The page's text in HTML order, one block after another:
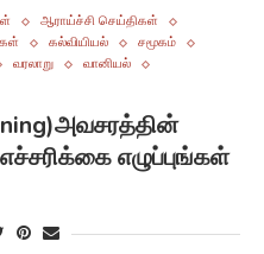
ஆராய்ச்சி செய்திகள்
கல்வியியல்
சமூகம்
வரலாறு
வானியல்
எச்சரிக்கை எழுப்புங்கள்